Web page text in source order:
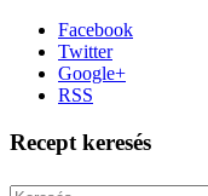
Facebook
Twitter
Google+
RSS
Recept keresés